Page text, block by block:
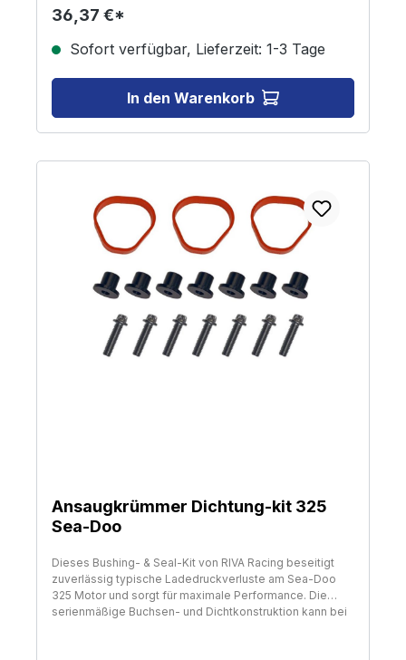
und Präzision. Gefertigt aus hochwertigem 6061
Aluminium, versprechen sie Langlebigkeit und
Zuverlässigkeit, während das kräftige Rot einen
auffälligen Akzent in Ihrem maritimen Abenteuer setzt.
Doppelschiebekeil-System ermöglicht eine flexible
Anpassung an Lenker mit Durchmessern von 14 bis 19
mm, was eine breite Kompatibilität mit verschiedenen
Schutz gegen Salzwasser und Sonneneinstrahlung,
sondern verleiht den Lenkerenden auch einen
exquisiten Look, der durch das sorgfältig gelaserte
Logo noch hervorgehoben wird. Dieses Detail
unterstreicht die Qualität und die Aufmerksamkeit, die in
die Herstellung jedes einzelnen Lenkerendes fließen.
Das leichte Design dieser Lenkerenden trägt dazu bei,
das Gesamtgewicht Ihres Jetskis zu minimieren, ohne
die Stabilität oder die Haltbarkeit zu beeinträchtigen. Mit
diesen Lenkerenden entscheiden Sie sich für ein
36,37 €*
Sofort verfügbar, Lieferzeit: 1-3 Tage
In den Warenkorb
Ansaugkrümmer Dichtung-kit 325
Sea-Doo
Dieses Bushing- & Seal-Kit von RIVA Racing beseitigt
zuverlässig typische Ladedruckverluste am Sea-Doo
325 Motor und sorgt für maximale Performance. Die
serienmäßige Buchsen- und Dichtkonstruktion kann bei